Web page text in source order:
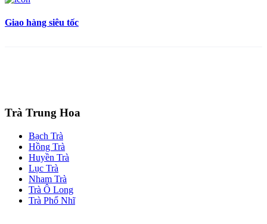
Giao hàng siêu tốc
Trà Trung Hoa
Bạch Trà
Hồng Trà
Huyền Trà
Lục Trà
Nham Trà
Trà Ô Long
Trà Phổ Nhĩ